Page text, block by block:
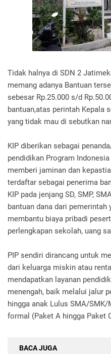
Tidak halnya di SDN 2
memang adanya Bantuan
sebesar Rp.25.000 s/d
bantuan,atas perintah Kepala
yang tidak mau di sebutkan
KIP diberikan sebagai
pendidikan Program
memberi jaminan dan
terdaftar sebagai penerima
KIP pada jenjang SD, SMP,
bantuan dana dari pemerintah
membantu biaya pribadi
perlengkapan sekolah, uang
PIP sendiri dirancang untuk
dari keluarga miskin atau
mendapatkan layanan
menengah, baik melalui jalur
hingga anak Lulus SMA/
formal (Paket A hingga Paket
BACA JUGA